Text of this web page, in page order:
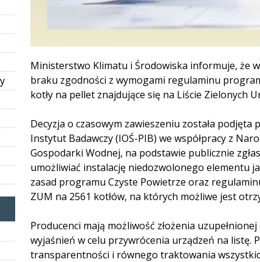
Treść
Ministerstwo Klimatu i Środowiska informuje, że
braku zgodności z wymogami regulaminu
kotły na pellet znajdujące się na Liście Zielonych
Decyzja o czasowym zawieszeniu została
Instytut Badawczy (IOŚ-PIB) we współpracy z
Gospodarki Wodnej, na podstawie publicznie
umożliwiać instalację niedozwolonego elementu
zasad programu Czyste Powietrze oraz
ZUM na 2561 kotłów, na których możliwe jest
Producenci mają możliwość złożenia
wyjaśnień w celu przywrócenia urządzeń na listę.
transparentności i równego traktowania